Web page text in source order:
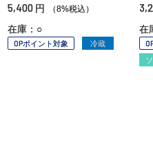
5,400 円 （8%税込）
在庫：○
OPポイント対象 冷蔵
在